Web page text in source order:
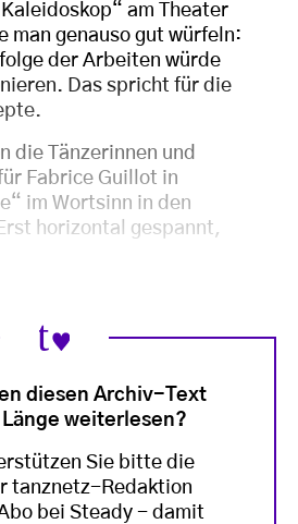
am Theater
man genauso gut würfeln:
der Arbeiten würde
Das spricht für die
die Tänzerinnen und
Fabrice Guillot in
im Wortsinn in den
horizontal gespannt,
diesen Archiv-Text
weiterlesen?
Sie bitte die
tanznetz-Redaktion
bei Steady - damit